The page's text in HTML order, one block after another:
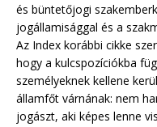
és büntetőjogi
jogállamisággal és a
Az Index korábbi cikke
hogy a kulcspozíciókba
személyeknek kellene
államfőt várnának: nem
jogászt, aki képes lenne